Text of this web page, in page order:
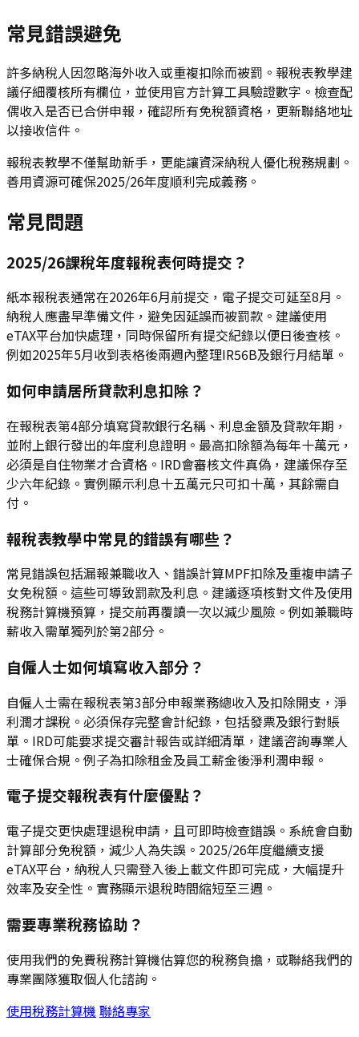
常見錯誤避免
許多納稅人因忽略海外收入或重複扣除而被罰。報稅表教學建
議仔細覆核所有欄位，並使用官方計算工具驗證數字。檢查配
偶收入是否已合併申報，確認所有免稅額資格，更新聯絡地址
以接收信件。
報稅表教學不僅幫助新手，更能讓資深納稅人優化稅務規劃。
善用資源可確保2025/26年度順利完成義務。
常見問題
2025/26課稅年度報稅表何時提交？
紙本報稅表通常在2026年6月前提交，電子提交可延至8月。
納稅人應盡早準備文件，避免因延誤而被罰款。建議使用
eTAX平台加快處理，同時保留所有提交紀錄以便日後查核。
例如2025年5月收到表格後兩週內整理IR56B及銀行月結單。
如何申請居所貸款利息扣除？
在報稅表第4部分填寫貸款銀行名稱、利息金額及貸款年期，
並附上銀行發出的年度利息證明。最高扣除額為每年十萬元，
必須是自住物業才合資格。IRD會審核文件真偽，建議保存至
少六年紀錄。實例顯示利息十五萬元只可扣十萬，其餘需自
付。
報稅表教學中常見的錯誤有哪些？
常見錯誤包括漏報兼職收入、錯誤計算MPF扣除及重複申請子
女免稅額。這些可導致罰款及利息。建議逐項核對文件及使用
稅務計算機預算，提交前再覆讀一次以減少風險。例如兼職時
薪收入需單獨列於第2部分。
自僱人士如何填寫收入部分？
自僱人士需在報稅表第3部分申報業務總收入及扣除開支，淨
利潤才課稅。必須保存完整會計紀錄，包括發票及銀行對賬
單。IRD可能要求提交審計報告或詳細清單，建議咨詢專業人
士確保合規。例子為扣除租金及員工薪金後淨利潤申報。
電子提交報稅表有什麼優點？
電子提交更快處理退稅申請，且可即時檢查錯誤。系統會自動
計算部分免稅額，減少人為失誤。2025/26年度繼續支援
eTAX平台，納稅人只需登入後上載文件即可完成，大幅提升
效率及安全性。實務顯示退稅時間縮短至三週。
需要專業稅務協助？
使用我們的免費稅務計算機估算您的稅務負擔，或聯絡我們的
專業團隊獲取個人化諮詢。
使用稅務計算機 聯絡專家